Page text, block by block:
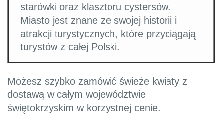
starówki oraz klasztoru cystersów.
Miasto jest znane ze swojej historii i
atrakcji turystycznych, które przyciągają
turystów z całej Polski.
Możesz szybko zamówić świeże kwiaty z
dostawą w całym województwie
świętokrzyskim w korzystnej cenie.